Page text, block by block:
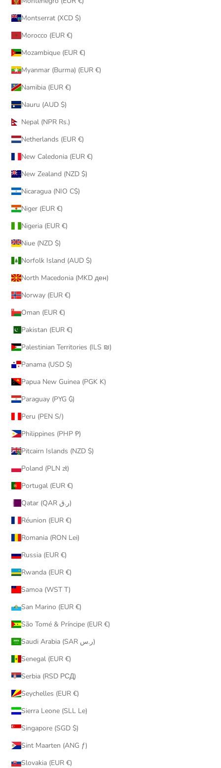
Montserrat (XCD $)
Morocco (EUR €)
Mozambique (EUR €)
Myanmar (Burma) (EUR €)
Namibia (EUR €)
Nauru (AUD $)
Nepal (NPR Rs.)
Netherlands (EUR €)
New Caledonia (EUR €)
New Zealand (NZD $)
Nicaragua (NIO C$)
Niger (EUR €)
Nigeria (EUR €)
Niue (NZD $)
Norfolk Island (AUD $)
North Macedonia (MKD ден)
Norway (EUR €)
Oman (EUR €)
Pakistan (EUR €)
Palestinian Territories (ILS ₪)
Panama (USD $)
Papua New Guinea (PGK K)
Paraguay (PYG ₲)
Peru (PEN S/)
Philippines (PHP ₱)
Pitcairn Islands (NZD $)
Poland (PLN zł)
Portugal (EUR €)
Qatar (QAR ر.ق)
Réunion (EUR €)
Romania (RON Lei)
Russia (EUR €)
Rwanda (EUR €)
Samoa (WST T)
San Marino (EUR €)
São Tomé & Príncipe (EUR €)
Saudi Arabia (SAR ر.س)
Senegal (EUR €)
Serbia (RSD РСД)
Seychelles (EUR €)
Sierra Leone (SLL Le)
Singapore (SGD $)
Sint Maarten (ANG ƒ)
Slovakia (EUR €)